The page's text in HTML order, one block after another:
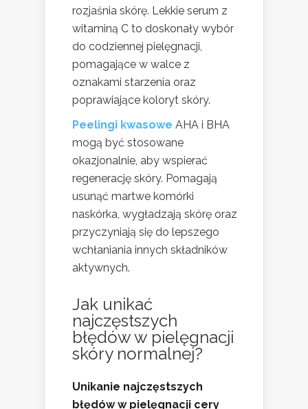
rozjaśnia skórę. Lekkie serum z
witaminą C to doskonały wybór
do codziennej pielęgnacji,
pomagające w walce z
oznakami starzenia oraz
poprawiające koloryt skóry.
Peelingi kwasowe AHA i BHA
mogą być stosowane
okazjonalnie, aby wspierać
regenerację skóry. Pomagają
usunąć martwe komórki
naskórka, wygładzają skórę oraz
przyczyniają się do lepszego
wchłaniania innych składników
aktywnych.
Jak unikać
najczęstszych
błędów w pielęgnacji
skóry normalnej?
Unikanie najczęstszych
błędów w pielęgnacji cery